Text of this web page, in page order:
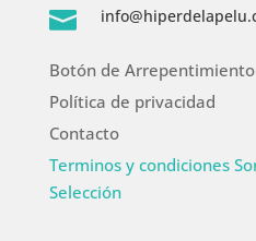

Botón de Arrepentimiento
Política de privacidad
Contacto
Terminos y condiciones
Selección